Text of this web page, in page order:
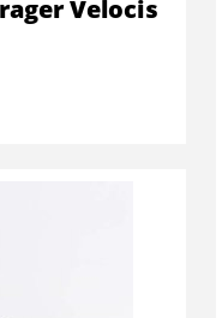
Velocis